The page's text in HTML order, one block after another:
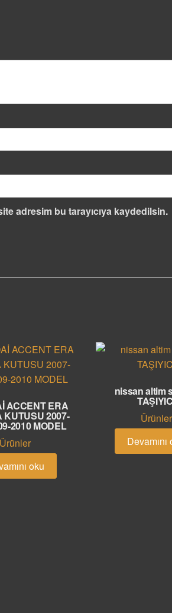
adresim bu tarayıcıya kaydedilsin.
ACCENT ERA
KUTUSU 2007-
2010 MODEL
Ürünler
oku
nissan altim
Ürünler
Devamını